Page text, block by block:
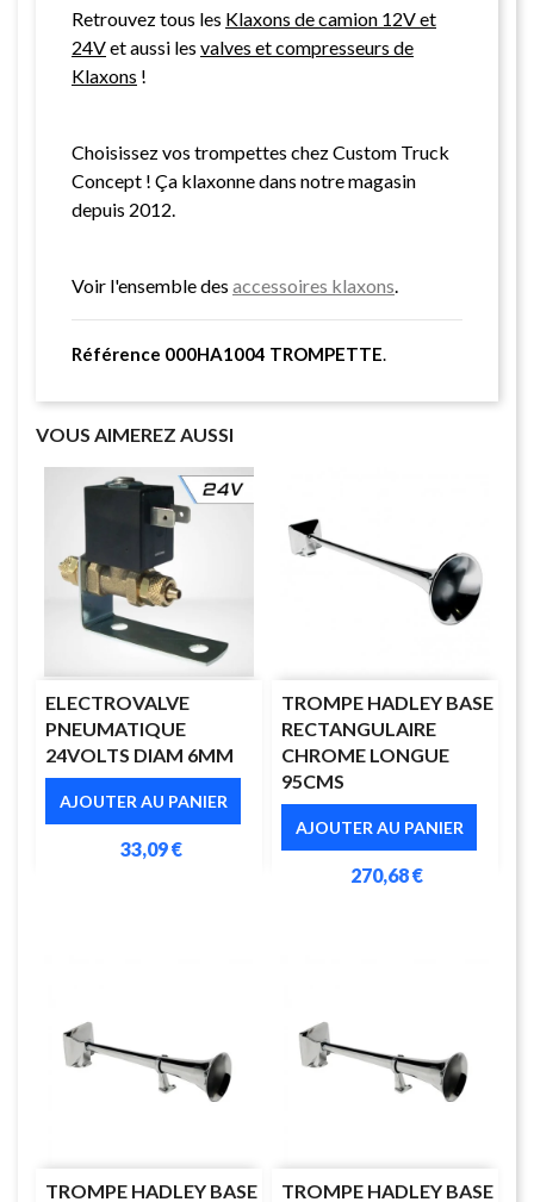
Retrouvez tous les Klaxons de camion 12V et
24Vet aussi les valves et compresseurs de
Klaxons !
Choisissez vos trompettes chez Custom Truck
Concept ! Ça klaxonne dans notre magasin
depuis 2012.
Voir l'ensemble des accessoires klaxons
Référence 000HA1004 TROMPETTE.
VOUS AIMEREZ AUSSI
ELECTROVALVE
PNEUMATIQUE
24VOLTS DIAM 6MM
AJOUTER AU PANIER
33,09 €
TROMPE HADLEY BASE
RECTANGULAIRE
CHROME LONGUE
95CMS
AJOUTER AU PANIER
270,68 €
TROMPE HADLEY BASE TROMPE HADLEY BASE